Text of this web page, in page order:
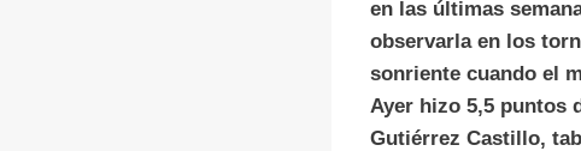
en las últimas
observarla en los
sonriente cuando el
Ayer hizo 5,5 puntos
Gutiérrez Castillo,